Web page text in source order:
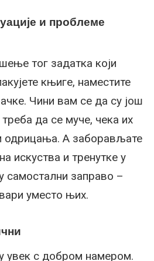
и проблеме
тог задатка који
књиге, наместите
Чини вам се да су још
да се муче, чека их
одрицања. А заборављате
искуства и тренутке у
самостални заправо –
уместо њих.
увек с добром намером.